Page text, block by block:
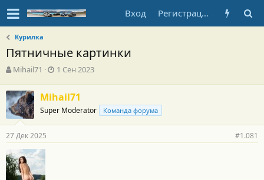
Вход Регистрация
Курилка
Пятничные картинки
А
т
о
р
т
е
м
ы
Mihail71
Д
а
н
а
1 Сен 2023
Mihail71
Super Moderator Команда форума
27 Дек 2025 #1.081